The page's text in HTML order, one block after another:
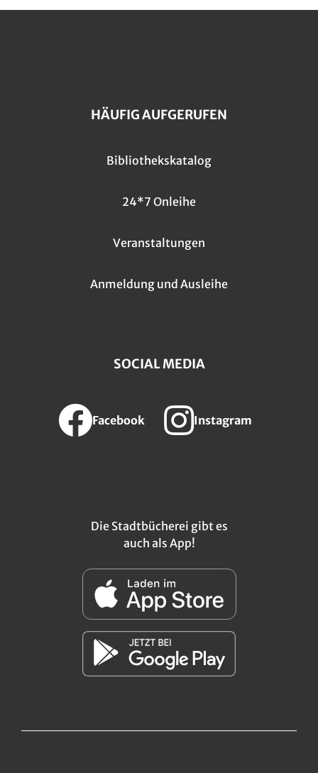
HÄUFIG AUFGERUFEN
Bibliothekskatalog
24*7 Onleihe
Veranstaltungen
Anmeldung und Ausleihe
SOCIAL MEDIA
Facebook Instagram
Die Stadtbücherei gibt es
auch als App!